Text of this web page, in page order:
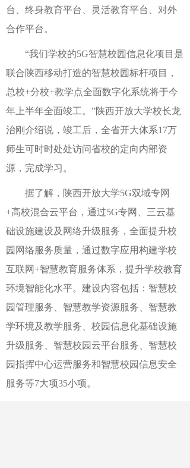
台、终身教育平台、灵活教育平台、对外
合作平台。
“我们学校的5G智慧校园信息化项目是
联合陕西移动打造的智慧校园标杆项目，
总校+分校+教学点全面数字化系统将于今
年上半年全面竣工。”陕西开放大学校长龙
治刚介绍说，竣工后，全省开大体系17万
师生可时时处处访问省校的定向内部资
源，完成学习。
据了解，陕西开放大学5G双域专网
+高校混合云平台，通过5G专网、三云基
础设施建设及网络升级服务，全面提升校
园网络服务质量，通过数字应用构建学校
互联网+智慧教育服务体系，提升学校教育
环境智能化水平。建设内容包括：智慧校
园管理服务、智慧教学资源服务、智慧教
学环境及教学服务、校园信息化基础设施
升级服务、智慧校园云平台服务、智慧校
园指挥中心运营服务和智慧校园信息安全
服务等7大项35小项。